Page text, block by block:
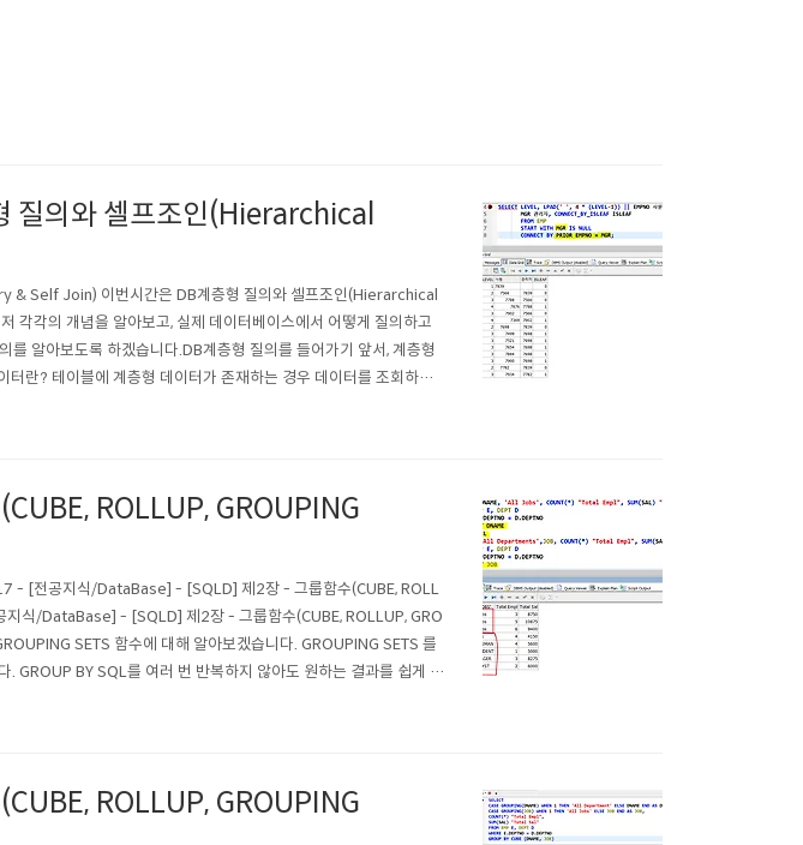
질의와 셀프조인(Hierarchical
& Self Join) 이번시간은 DB계층형 질의와 셀프조인(Hierarchical
각의 개념을 알아보고, 실제 데이터베이스에서 어떻게 질의하고
를 알아보도록 하겠습니다.DB계층형 질의를 들어가기 앞서, 계층형
터란? 테이블에 계층형 데이터가 존재하는 경우 데이터를 조회하기
형 데이터란 동일 테이블에 계층적으로 상위와 하위 데이터가 포함
ROLLUP, GROUPING
- [전공지식/DataBase] - [SQLD] 제2장 - 그룹함수(CUBE, ROLL
식/DataBase] - [SQLD] 제2장 - 그룹함수(CUBE, ROLLUP, GRO
SETS 함수에 대해 알아보겠습니다. GROUPING SETS 를
. GROUP BY SQL를 여러 번 반복하지 않아도 원하는 결과를 쉽게 얻
BY 한 SQL 들을 UNION ALL 해서 보여주는 결과와 같습니
ROLLUP, GROUPING